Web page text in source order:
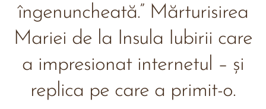
îngenuncheată.” Mărturisirea
Mariei de la Insula Iubirii care
a impresionat internetul – și
replica pe care a primit-o.